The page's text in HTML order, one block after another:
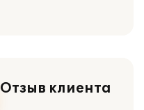
Отзыв клиента